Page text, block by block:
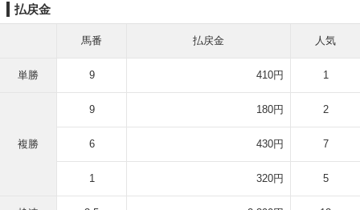
払戻金
馬番 払戻金 人気
単勝 9 410円 1
複勝
9 180円 2
6 430円 7
1 320円 5